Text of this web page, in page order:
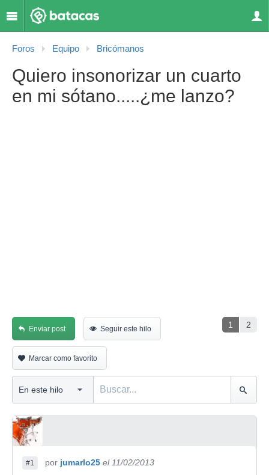
Foros Equipo Bricómanos
Quiero insonorizar un cuarto
en mi sótano.....¿me lanzo?
1 2
Enviar post Seguir este hilo
Marcar como favorito
#1 por jumarlo25 el 11/02/2013